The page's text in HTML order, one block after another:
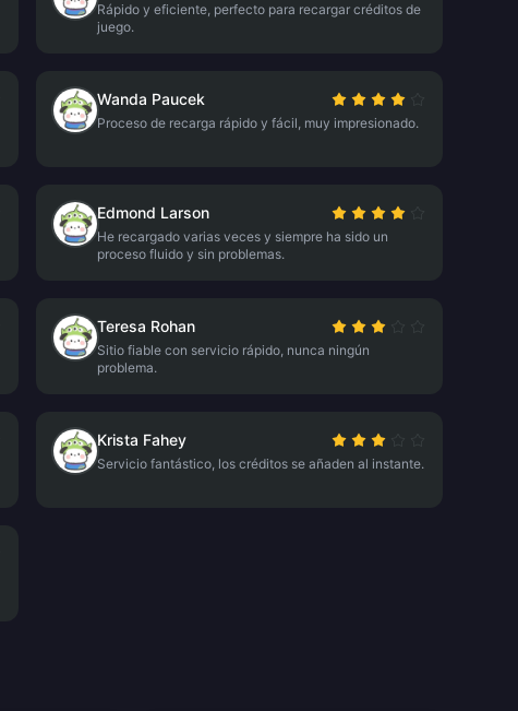
Rápido y eficiente, perfecto para recargar créditos de
juego.
Wanda Paucek
Proceso de recarga rápido y fácil, muy impresionado.
Edmond Larson
He recargado varias veces y siempre ha sido un
proceso fluido y sin problemas.
Teresa Rohan
Sitio fiable con servicio rápido, nunca ningún
problema.
Krista Fahey
Servicio fantástico, los créditos se añaden al instante.